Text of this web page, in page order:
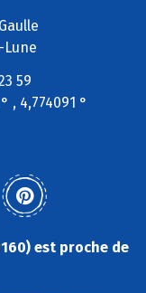
59
, 4,774091 °
est proche de